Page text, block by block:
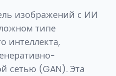
изображений с ИИ
типе
интеллекта,
сетью (GAN). Эта